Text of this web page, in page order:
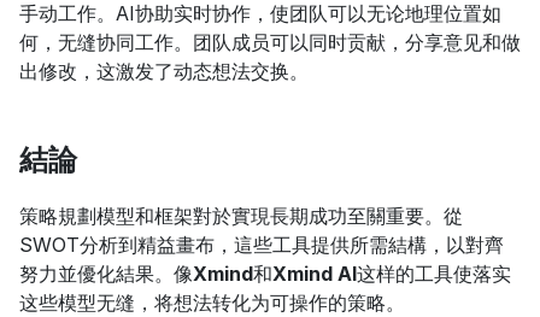
手动工作。AI协助实时协作，使团队可以无论地理位置如
何，无缝协同工作。团队成员可以同时贡献，分享意见和做
出修改，这激发了动态想法交换。
結論
策略規劃模型和框架對於實現長期成功至關重要。從
SWOT分析到精益畫布，這些工具提供所需結構，以對齊
努力並優化結果。像Xmind和Xmind AI这样的工具使落实
这些模型无缝，将想法转化为可操作的策略。